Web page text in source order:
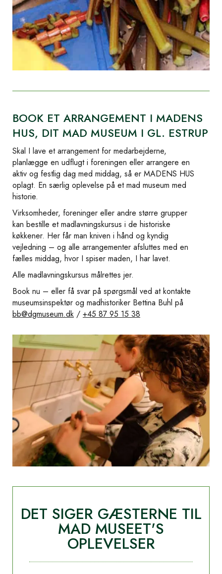
BOOK ET ARRANGEMENT I MADENS
HUS, DIT MAD MUSEUM I GL. ESTRUP
Skal I lave et arrangement for medarbejderne,
planlægge en udflugt i foreningen eller arrangere en
aktiv og festlig dag med middag, så er MADENS HUS
oplagt. En særlig oplevelse på et mad museum med
historie.
Virksomheder, foreninger eller andre større grupper
kan bestille et madlavningskursus i de historiske
køkkener. Her får man kniven i hånd og kyndig
vejledning – og alle arrangementer afsluttes med en
fælles middag, hvor I spiser maden, I har lavet.
Alle madlavningskursus målrettes jer.
Book nu – eller få svar på spørgsmål ved at kontakte
museumsinspektør og madhistoriker Bettina Buhl på
bb@dgmuseum.dk / +45 87 95 15 38
DET SIGER GÆSTERNE TIL
MAD MUSEET'S
OPLEVELSER